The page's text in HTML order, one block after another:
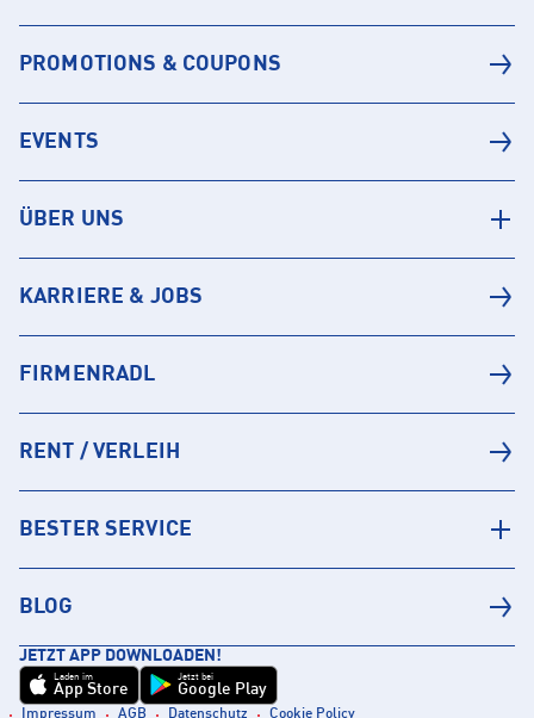
PROMOTIONS & COUPONS
EVENTS
ÜBER UNS
KARRIERE & JOBS
FIRMENRADL
RENT / VERLEIH
BESTER SERVICE
BLOG
JETZT APP DOWNLOADEN!
Laden im
App Store
Jetzt bei
Google Play
Impressum AGB Datenschutz Cookie Policy